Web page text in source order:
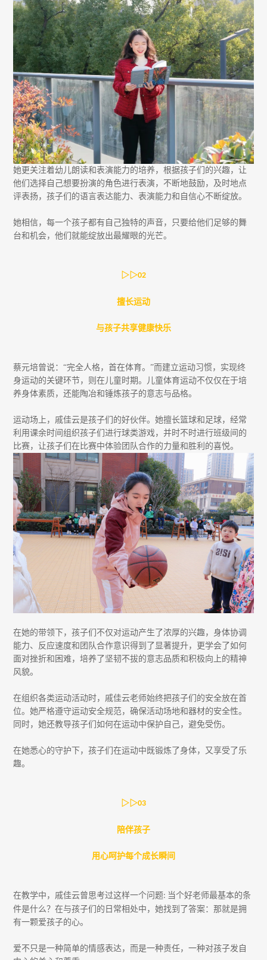
她更关注着幼儿朗读和表演能力的培养，根据孩子们的兴趣，让
他们选择自己想要扮演的角色进行表演，不断地鼓励，及时地点
评表扬，孩子们的语言表达能力、表演能力和自信心不断绽放。
她相信，每一个孩子都有自己独特的声音，只要给他们足够的舞
台和机会，他们就能绽放出最耀眼的光芒。
▷▷02
擅长运动
与孩子共享健康快乐
蔡元培曾说：“完全人格，首在体育。”而建立运动习惯，实现终
身运动的关键环节，则在儿童时期。儿童体育运动不仅仅在于培
养身体素质，还能陶冶和锤炼孩子的意志与品格。
运动场上，戚佳云是孩子们的好伙伴。她擅长篮球和足球，经常
利用课余时间组织孩子们进行球类游戏，并时不时进行班级间的
比赛，让孩子们在比赛中体验团队合作的力量和胜利的喜悦。
在她的带领下，孩子们不仅对运动产生了浓厚的兴趣，身体协调
能力、反应速度和团队合作意识得到了显著提升，更学会了如何
面对挫折和困难，培养了坚韧不拔的意志品质和积极向上的精神
风貌。
在组织各类运动活动时，戚佳云老师始终把孩子们的安全放在首
位。她严格遵守运动安全规范，确保活动场地和器材的安全性。
同时，她还教导孩子们如何在运动中保护自己，避免受伤。
在她悉心的守护下，孩子们在运动中既锻炼了身体，又享受了乐
趣。
▷▷03
陪伴孩子
用心呵护每个成长瞬间
在教学中，戚佳云曾思考过这样一个问题: 当个好老师最基本的条
件是什么？在与孩子们的日常相处中，她找到了答案：那就是拥
有一颗爱孩子的心。
爱不只是一种简单的情感表达，而是一种责任，一种对孩子发自